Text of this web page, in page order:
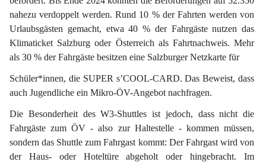
nahezu verdoppelt werden. Rund 10 % der Fahrten werden von
Urlaubsgästen gemacht, etwa 40 % der Fahrgäste nutzen das
Klimaticket Salzburg oder Österreich als Fahrtnachweis. Mehr
als 30 % der Fahrgäste besitzen eine Salzburger Netzkarte für
Schüler*innen, die SUPER s’COOL-CARD. Das Beweist, dass
auch Jugendliche ein Mikro-ÖV-Angebot nachfragen.
Die Besonderheit des W3-Shuttles ist jedoch, dass nicht die
Fahrgäste zum ÖV - also zur Haltestelle - kommen müssen,
sondern das Shuttle zum Fahrgast kommt: Der Fahrgast wird von
der Haus- oder Hoteltüre abgeholt oder hingebracht. Im